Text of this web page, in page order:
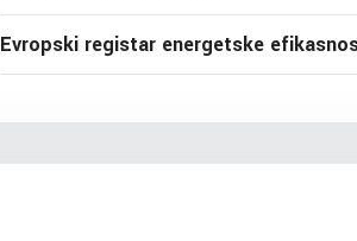
Evropski registar energetske